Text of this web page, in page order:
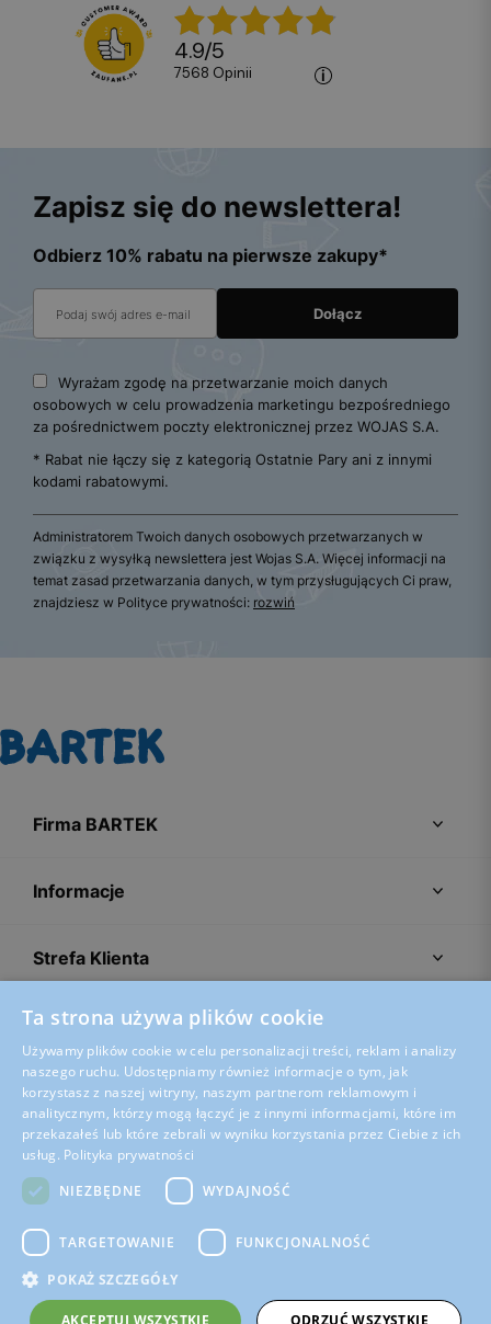
4.9/5
7568 opinii
Zapisz się do newslettera!
Odbierz 10% rabatu na pierwsze zakupy*
Wyrażam zgodę na przetwarzanie moich danych
osobowych w celu prowadzenia marketingu bezpośredniego
za pośrednictwem poczty elektronicznej przez WOJAS S.A.
* Rabat nie łączy się z kategorią Ostatnie Pary ani z innymi
kodami rabatowymi.
Administratorem Twoich danych osobowych przetwarzanych w
związku z wysyłką newslettera jest Wojas S.A. Więcej informacji na
temat zasad przetwarzania danych, w tym przysługujących Ci praw,
znajdziesz w Polityce prywatności: rozwiń
Firma BARTEK
Informacje
Strefa Klienta
Porady
Regulamin sklepu Polityka prywatności Ustawienia plików cookies
Ta strona używa plików cookie
Używamy plików cookie w celu personalizacji treści, reklam i analizy
naszego ruchu. Udostępniamy również informacje o tym, jak
korzystasz z naszej witryny, naszym partnerom reklamowym i
analitycznym, którzy mogą łączyć je z innymi informacjami, które im
przekazałeś lub które zebrali w wyniku korzystania przez Ciebie z ich
usług. Polityka prywatności
NIEZBĘDNE
WYDAJNOŚĆ
TARGETOWANIE FUNKCJONALNOŚĆ
POKAŻ SZCZEGÓŁY
AKCEPTUJ WSZYSTKIE ODRZUĆ WSZYSTKIE